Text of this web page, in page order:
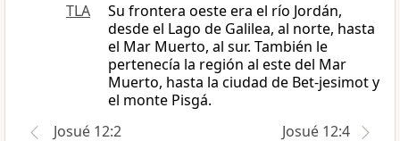
TLA
Su frontera oeste era el río Jordán,
desde el Lago de Galilea, al norte, hasta
el Mar Muerto, al sur. También le
pertenecía la región al este del Mar
Muerto, hasta la ciudad de Bet-jesimot y
el monte Pisgá.
Josué 12:2
Josué 12:4